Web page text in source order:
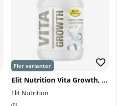
Elit Nutrition Vita Growth, 1 kg
Elit Nutrition
0